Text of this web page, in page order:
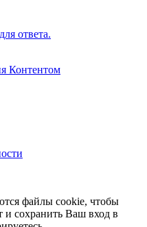
ответа.
Контентом
файлы cookie, чтобы
и сохранить Ваш вход в